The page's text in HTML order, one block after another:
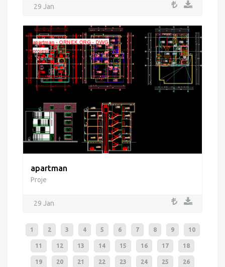
29 Jan
apartman
Proje
29 Jan
1 2 3 4 5 6 7 8 9 10
11 12 13 14 15 16 17 18
19 20 21 22 23 24 25 26